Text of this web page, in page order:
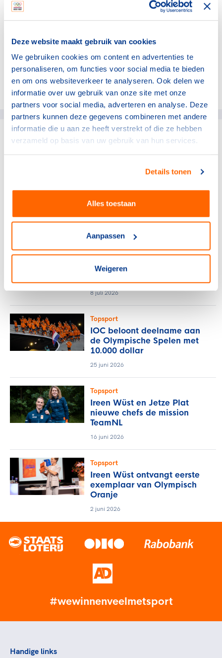
Deze website maakt gebruik van cookies
We gebruiken cookies om content en advertenties te
personaliseren, om functies voor social media te bieden
en om ons websiteverkeer te analyseren. Ook delen we
informatie over uw gebruik van onze site met onze
partners voor social media, adverteren en analyse. Deze
partners kunnen deze gegevens combineren met andere
informatie die u aan ze heeft verstrekt of die ze hebben
verzameld op basis van uw gebruik van hun services.
Details tonen
Alles toestaan
Aanpassen
Weigeren
toegang te krijgen tot de verkoopperiodes.
De kaartverkoop voor de Paralympische Spelen start in
het najaar van 2023.
Deel dit artikel op social media:
gerelateerde artikelen
Topsport
Topsporters ontdekken
nieuwe perspectieven in
groepsprogramma KNVB en
8 juli 2026
Topsport
IOC beloont deelname aan
de Olympische Spelen met
10.000 dollar
25 juni 2026
Topsport
Ireen Wüst en Jetze Plat
nieuwe chefs de mission
TeamNL
16 juni 2026
Topsport
Ireen Wüst ontvangt eerste
exemplaar van Olympisch
Oranje
2 juni 2026
#wewinnenveelmetsport
Handige links